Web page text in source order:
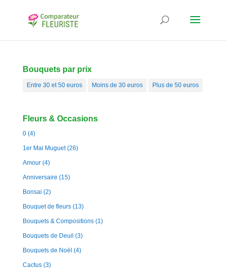
Bouquets par prix
Entre 30 et 50 euros Moins de 30 euros Plus de 50 euros
Fleurs & Occasions
0 (4)
1er Mai Muguet (26)
Amour (4)
Anniversaire (15)
Bonsai (2)
Bouquet de fleurs (13)
Bouquets & Compositions (1)
Bouquets de Deuil (3)
Bouquets de Noël (4)
Cactus (3)